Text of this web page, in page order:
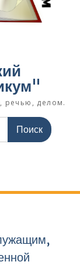
речью, делом.